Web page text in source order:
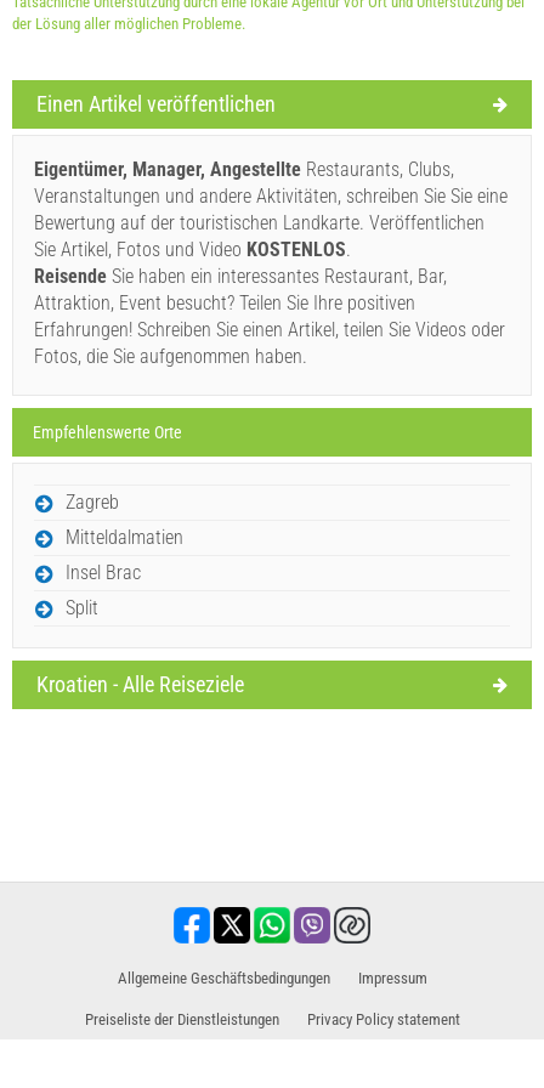
Buchen Sie und warten auf Bestätigung
Wenn Sie nicht sofort buchen möchten und weitere Fragen
haben, füllen Sie diese bitte aus und klicken Sie auf
"Anfrage senden".
der Lösung aller möglichen Probleme.
Einen Artikel veröffentlichen
Eigentümer, Manager, Angestellte Restaurants, Clubs,
Veranstaltungen und andere Aktivitäten, schreiben Sie Sie eine
Bewertung auf der touristischen Landkarte. Veröffentlichen
Sie Artikel, Fotos und Video KOSTENLOS.
Reisende Sie haben ein interessantes Restaurant, Bar,
Attraktion, Event besucht? Teilen Sie Ihre positiven
Erfahrungen! Schreiben Sie einen Artikel, teilen Sie Videos oder
Fotos, die Sie aufgenommen haben.
Empfehlenswerte Orte
Zagreb
Mitteldalmatien
Insel Brac
Split
Kroatien - Alle Reiseziele
Allgemeine Geschäftsbedingungen Impressum
Preiseliste der Dienstleistungen Privacy Policy statement